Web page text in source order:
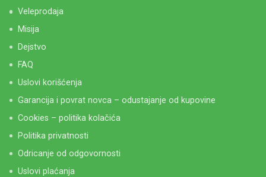
Veleprodaja
Misija
Dejstvo
FAQ
Uslovi korišćenja
Garancija i povrat novca – odustajanje od kupovine
Cookies – politika kolačića
Politika privatnosti
Odricanje od odgovornosti
Uslovi plaćanja